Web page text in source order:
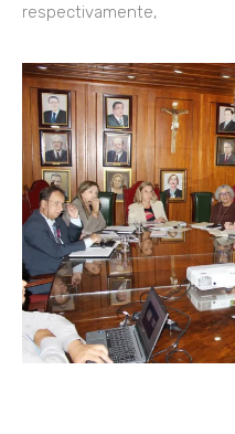
respectivamente,